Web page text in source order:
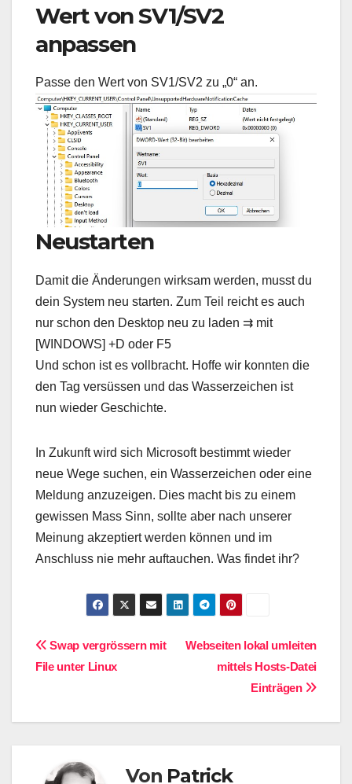
Wert von SV1/SV2
anpassen
Passe den Wert von SV1/SV2 zu „0“ an.
Neustarten
Damit die Änderungen wirksam werden, musst du
dein System neu starten. Zum Teil reicht es auch
nur schon den Desktop neu zu laden ⇉ mit
[WINDOWS] +D oder F5
Und schon ist es vollbracht. Hoffe wir konnten die
den Tag versüssen und das Wasserzeichen ist
nun wieder Geschichte.
In Zukunft wird sich Microsoft bestimmt wieder
neue Wege suchen, ein Wasserzeichen oder eine
Meldung anzuzeigen. Dies macht bis zu einem
gewissen Mass Sinn, sollte aber nach unserer
Meinung akzeptiert werden können und im
Anschluss nie mehr auftauchen. Was findet ihr?
Beitragsnavigation
Webseiten lokal umleiten
mittels Hosts-Datei
Einträgen
Swap vergrössern mit
File unter Linux
Von Patrick